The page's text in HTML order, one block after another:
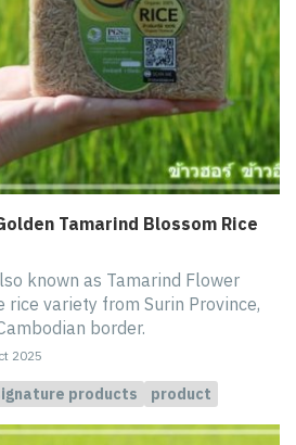
Tamarind Blossom Rice
known as Tamarind Flower
rice variety from Surin Province,
border.
2025
products product